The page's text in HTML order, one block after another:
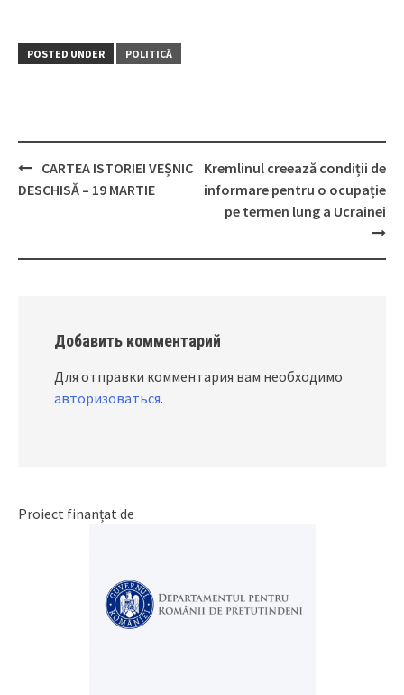
POSTED UNDER POLITICĂ
Post
CARTEA ISTORIEI VEȘNIC
DESCHISĂ – 19 MARTIE
Kremlinul creează condiții de
informare pentru o ocupație
pe termen lung a Ucrainei
Добавить комментарий
Для отправки комментария вам необходимо
авторизоваться.
Proiect finanțat de